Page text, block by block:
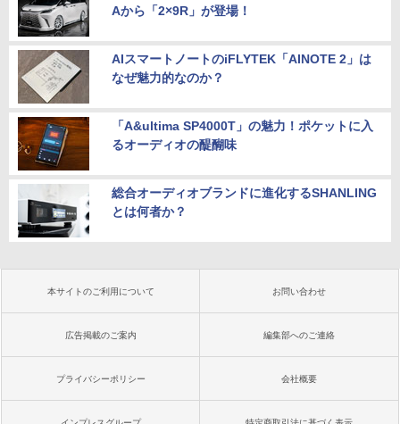
Aから「2×9R」が登場！
AIスマートノートのiFLYTEK「AINOTE 2」は
なぜ魅力的なのか？
「A&ultima SP4000T」の魅力！ポケットに入
るオーディオの醍醐味
総合オーディオブランドに進化するSHANLING
とは何者か？
本サイトのご利用について お問い合わせ
広告掲載のご案内 編集部へのご連絡
プライバシーポリシー 会社概要